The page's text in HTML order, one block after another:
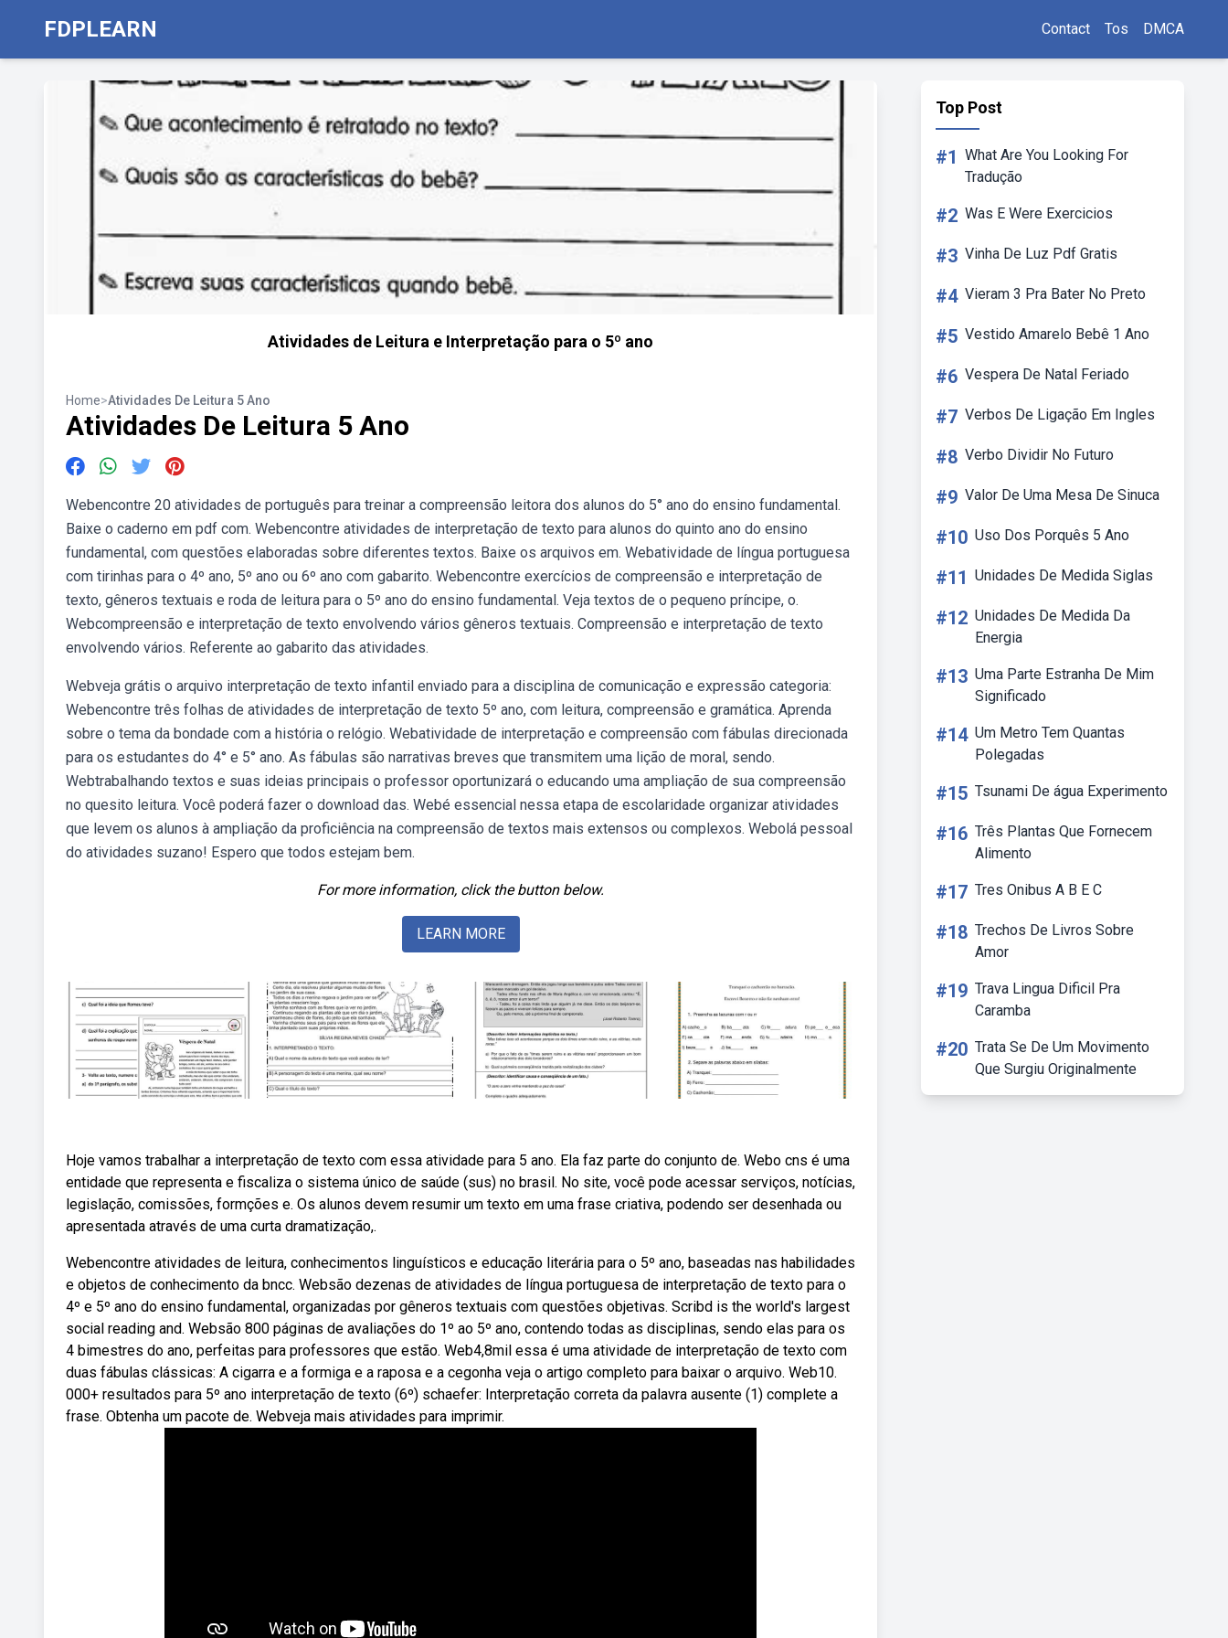
FDPLEARN Contact Tos DMCA
Atividades de Leitura e Interpretação para o 5º ano
Home>Atividades De Leitura 5 Ano
Atividades De Leitura 5 Ano
Webencontre 20 atividades de português para treinar a compreensão leitora dos alunos do 5° ano do ensino fundamental.
Baixe o caderno em pdf com. Webencontre atividades de interpretação de texto para alunos do quinto ano do ensino
fundamental, com questões elaboradas sobre diferentes textos. Baixe os arquivos em. Webatividade de língua portuguesa
com tirinhas para o 4º ano, 5º ano ou 6º ano com gabarito. Webencontre exercícios de compreensão e interpretação de
texto, gêneros textuais e roda de leitura para o 5º ano do ensino fundamental. Veja textos de o pequeno príncipe, o.
Webcompreensão e interpretação de texto envolvendo vários gêneros textuais. Compreensão e interpretação de texto
envolvendo vários. Referente ao gabarito das atividades.
Webveja grátis o arquivo interpretação de texto infantil enviado para a disciplina de comunicação e expressão categoria:
Webencontre três folhas de atividades de interpretação de texto 5º ano, com leitura, compreensão e gramática. Aprenda
sobre o tema da bondade com a história o relógio. Webatividade de interpretação e compreensão com fábulas direcionada
para os estudantes do 4° e 5° ano. As fábulas são narrativas breves que transmitem uma lição de moral, sendo.
Webtrabalhando textos e suas ideias principais o professor oportunizará o educando uma ampliação de sua compreensão
no quesito leitura. Você poderá fazer o download das. Webé essencial nessa etapa de escolaridade organizar atividades
que levem os alunos à ampliação da proficiência na compreensão de textos mais extensos ou complexos. Webolá pessoal
do atividades suzano! Espero que todos estejam bem.
For more information, click the button below.
LEARN MORE
Hoje vamos trabalhar a interpretação de texto com essa atividade para 5 ano. Ela faz parte do conjunto de. Webo cns é uma
entidade que representa e fiscaliza o sistema único de saúde (sus) no brasil. No site, você pode acessar serviços, notícias,
legislação, comissões, formções e. Os alunos devem resumir um texto em uma frase criativa, podendo ser desenhada ou
apresentada através de uma curta dramatização,.
Webencontre atividades de leitura, conhecimentos linguísticos e educação literária para o 5º ano, baseadas nas habilidades
e objetos de conhecimento da bncc. Websão dezenas de atividades de língua portuguesa de interpretação de texto para o
4º e 5º ano do ensino fundamental, organizadas por gêneros textuais com questões objetivas. Scribd is the world's largest
social reading and. Websão 800 páginas de avaliações do 1º ao 5º ano, contendo todas as disciplinas, sendo elas para os
4 bimestres do ano, perfeitas para professores que estão. Web4,8mil essa é uma atividade de interpretação de texto com
duas fábulas clássicas: A cigarra e a formiga e a raposa e a cegonha veja o artigo completo para baixar o arquivo. Web10.
000+ resultados para 5º ano interpretação de texto (6º) schaefer: Interpretação correta da palavra ausente (1) complete a
frase. Obtenha um pacote de. Webveja mais atividades para imprimir.
Top Post
#1 What Are You Looking For
Tradução
#2 Was E Were Exercicios
#3 Vinha De Luz Pdf Gratis
#4 Vieram 3 Pra Bater No Preto
#5 Vestido Amarelo Bebê 1 Ano
#6 Vespera De Natal Feriado
#7 Verbos De Ligação Em Ingles
#8 Verbo Dividir No Futuro
#9 Valor De Uma Mesa De Sinuca
#10 Uso Dos Porquês 5 Ano
#11 Unidades De Medida Siglas
#12 Unidades De Medida Da
Energia
#13 Uma Parte Estranha De Mim
Significado
#14 Um Metro Tem Quantas
Polegadas
#15 Tsunami De água Experimento
#16 Três Plantas Que Fornecem
Alimento
#17 Tres Onibus A B E C
#18 Trechos De Livros Sobre
Amor
#19 Trava Lingua Dificil Pra
Caramba
#20 Trata Se De Um Movimento
Que Surgiu Originalmente